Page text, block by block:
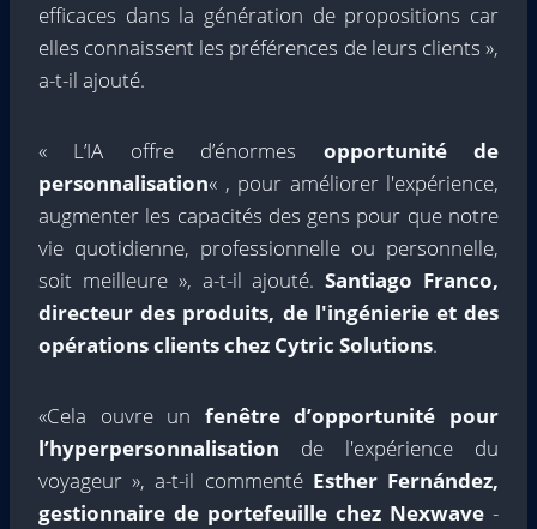
efficaces dans la génération de propositions car
elles connaissent les préférences de leurs clients »,
a-t-il ajouté.
« L’IA offre d’énormes opportunité de
personnalisation« , pour améliorer l'expérience,
augmenter les capacités des gens pour que notre
vie quotidienne, professionnelle ou personnelle,
soit meilleure », a-t-il ajouté.Santiago Franco,
directeur des produits, de l'ingénierie et des
opérations clients chez Cytric Solutions.
«Cela ouvre un fenêtre d’opportunité pour
l’hyperpersonnalisation de l'expérience du
voyageur », a-t-il commenté Esther Fernández,
gestionnaire de portefeuille chez Nexwave -